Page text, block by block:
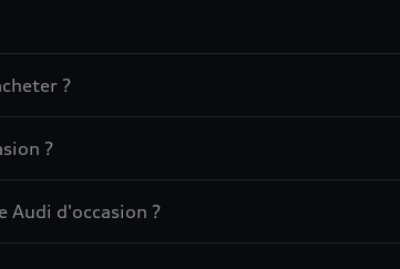
?
?
Audi d'occasion ?